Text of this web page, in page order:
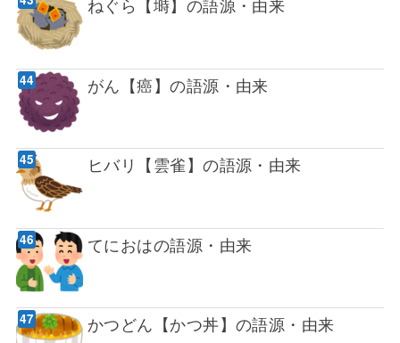
がん【癌】の語源・由来
ヒバリ【雲雀】の語源・由来
てにおはの語源・由来
かつどん【かつ丼】の語源・由来